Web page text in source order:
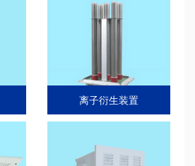
离子衍生装置